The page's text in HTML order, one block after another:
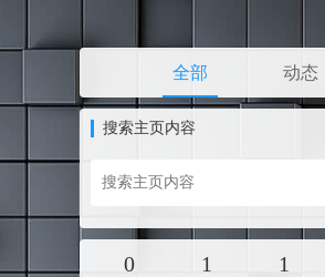
全部 动态
搜索主页内容
0 1 1